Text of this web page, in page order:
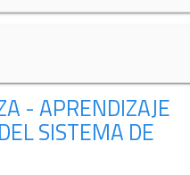
- APRENDIZAJE
SISTEMA DE